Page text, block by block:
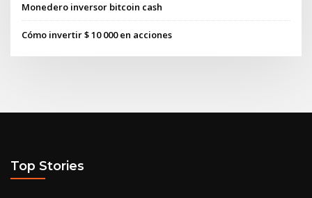
Monedero inversor bitcoin cash
Cómo invertir $ 10 000 en acciones
Top Stories